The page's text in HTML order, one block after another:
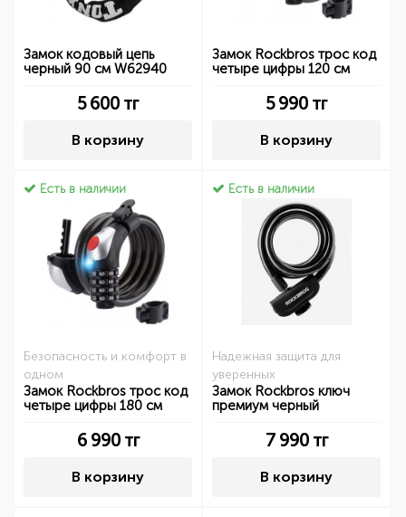
Замок кодовый цепь
черный 90 см W62940
5 600 тг
В корзину
Замок Rockbros трос код
четыре цифры 120 см
5 990 тг
В корзину
Есть в наличии
Безопасность и комфорт в
одном
Замок Rockbros трос код
четыре цифры 180 см
6 990тг
В корзину
Есть в наличии
Надежная защита для
уверенных
Замок Rockbros ключ
премиум черный
7 990тг
В корзину